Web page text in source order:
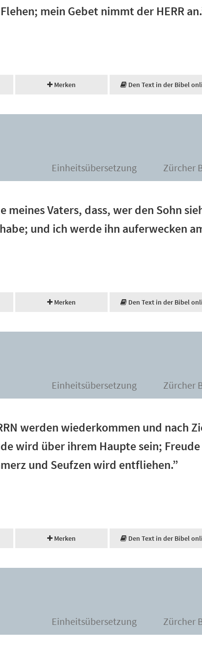
mein Gebet nimmt der HERR
Merken Den Text in der Bibel
Einheitsübersetzung Zürcher
meines Vaters, dass, wer den Sohn
und ich werde ihn auferwecken
Merken Den Text in der Bibel
Einheitsübersetzung Zürcher
werden wiederkommen und nach
wird über ihrem Haupte sein;
und Seufzen wird entfliehen.”
Merken Den Text in der Bibel
Einheitsübersetzung Zürcher